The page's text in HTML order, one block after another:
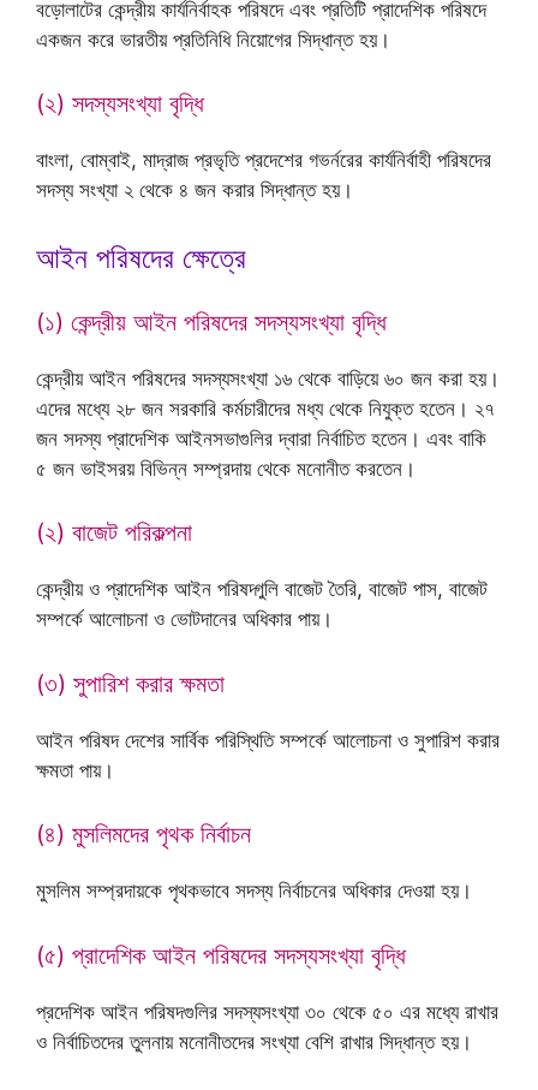
বড়োলাটের কেন্দ্রীয় কার্যনির্বাহক পরিষদে এবং প্রতিটি প্রাদেশিক পরিষদে
একজন করে ভারতীয় প্রতিনিধি নিয়োগের সিদ্ধান্ত হয়।
(২) সদস্যসংখ্যা বৃদ্ধি
বাংলা, বোম্বাই, মাদ্রাজ প্রভৃতি প্রদেশের গভর্নরের কার্যনির্বাহী পরিষদের
সদস্য সংখ্যা ২ থেকে ৪ জন করার সিদ্ধান্ত হয়।
আইন পরিষদের ক্ষেত্রে
(১) কেন্দ্রীয় আইন পরিষদের সদস্যসংখ্যা বৃদ্ধি
কেন্দ্রীয় আইন পরিষদের সদস্যসংখ্যা ১৬ থেকে বাড়িয়ে ৬০ জন করা হয়।
এদের মধ্যে ২৮ জন সরকারি কর্মচারীদের মধ্য থেকে নিযুক্ত হতেন। ২৭
জন সদস্য প্রাদেশিক আইনসভাগুলির দ্বারা নির্বাচিত হতেন। এবং বাকি
৫ জন ভাইসরয় বিভিন্ন সম্প্রদায় থেকে মনোনীত করতেন।
(২) বাজেট পরিকল্পনা
কেন্দ্রীয় ও প্রাদেশিক আইন পরিষদ্গুলি বাজেট তৈরি, বাজেট পাস, বাজেট
সম্পর্কে আলোচনা ও ভোটদানের অধিকার পায়।
(৩) সুপারিশ করার ক্ষমতা
আইন পরিষদ দেশের সার্বিক পরিস্থিতি সম্পর্কে আলোচনা ও সুপারিশ করার
ক্ষমতা পায়।
(৪) মুসলিমদের পৃথক নির্বাচন
মুসলিম সম্প্রদায়কে পৃথকভাবে সদস্য নির্বাচনের অধিকার দেওয়া হয়।
(৫) প্রাদেশিক আইন পরিষদের সদস্যসংখ্যা বৃদ্ধি
প্রদেশিক আইন পরিষদগুলির সদস্যসংখ্যা ৩০ থেকে ৫০ এর মধ্যে রাখার
ও নির্বাচিতদের তুলনায় মনোনীতদের সংখ্যা বেশি রাখার সিদ্ধান্ত হয়।